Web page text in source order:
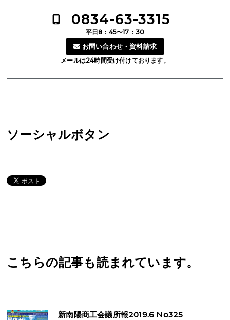
0834-63-3315
平日8：45〜17：30
お問い合わせ・資料請求
メールは24時間受け付けております。
ソーシャルボタン
こちらの記事も読まれています。
新南陽商工会議所報2019.6 No325